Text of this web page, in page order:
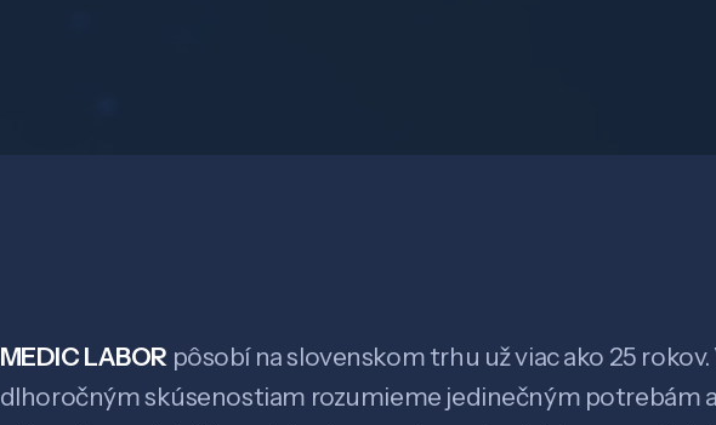
MEDIC LABOR pôsobí na slovenskom trhu už viac ako 25
dlhoročným skúsenostiam rozumieme jedinečným potrebám